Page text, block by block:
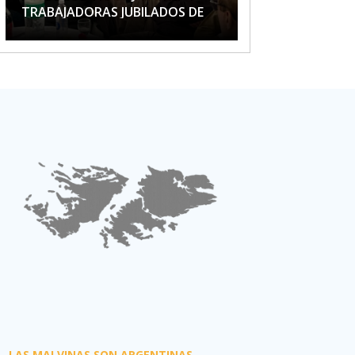
TRABAJADORAS JUBILADOS DE
APTA